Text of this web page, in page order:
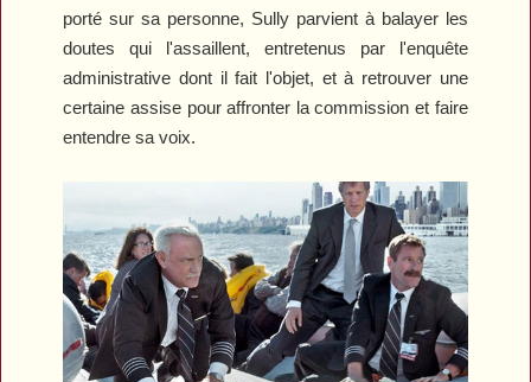
porté sur sa personne, Sully parvient à balayer les
doutes qui l'assaillent, entretenus par l'enquête
administrative dont il fait l'objet, et à retrouver une
certaine assise pour affronter la commission et faire
entendre sa voix.